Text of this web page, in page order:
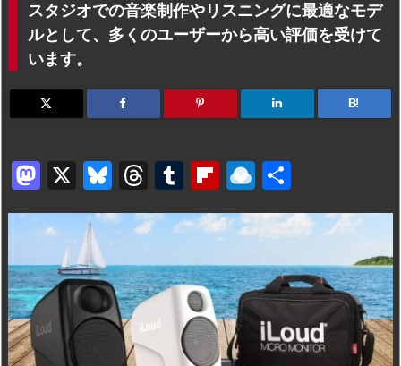
スタジオでの音楽制作やリスニングに最適なモデ
ルとして、多くのユーザーから高い評価を受けて
います。
B!
M
a
st
o
d
o
n
X
Bl
u
e
s
k
y
T
hr
e
a
d
s
T
u
m
bl
r
Fl
ip
b
o
ar
d
R
ai
n
dr
o
p.
io
有